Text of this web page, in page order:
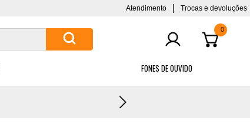
Atendimento Trocas e devoluções
0
FONES DE OUVIDO